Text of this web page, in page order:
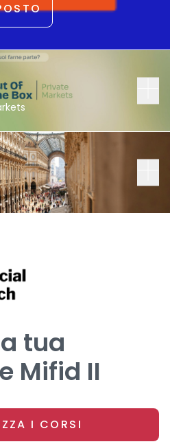
tua
Mifid II
I CORSI